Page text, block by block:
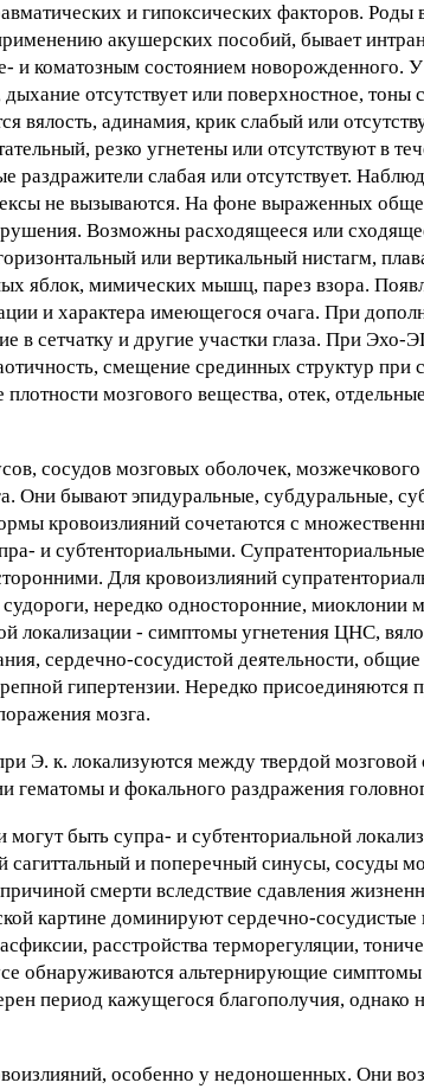
и гипоксических факторов. Роды
акушерских пособий, бывает
и коматозным состоянием новорожденного.
отсутствует или поверхностное, тоны
адинамия, крик слабый или
резко угнетены или отсутствуют в
слабая или отсутствует.
не вызываются. На фоне выраженных
Возможны расходящееся или
или вертикальный нистагм,
яблок, мимических мышц, парез взора.
и характера имеющегося очага. При
в сетчатку и другие участки глаза. При Эхо-
смещение срединных структур при
мозгового вещества, отек,
сосудов мозговых оболочек,
Они бывают эпидуральные, субдуральные,
кровоизлияний сочетаются с
и субтенториальными.
Для кровоизлияний
нередко односторонние, миоклонии
локализации - симптомы угнетения ЦНС,
сердечно-сосудистой деятельности,
гипертензии. Нередко присоединяются
мозга.
Э. к. локализуются между твердой мозговой
гематомы и фокального раздражения
быть супра- и субтенториальной
и поперечный синусы, сосуды
смерти вследствие сдавления
картине доминируют сердечно-сосудистые
расстройства терморегуляции,
обнаруживаются альтернирующие
период кажущегося благополучия, однако
особенно у недоношенных. Они